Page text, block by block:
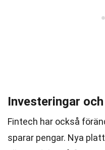
Investeringar
Fintech har också
sparar pengar. Nya